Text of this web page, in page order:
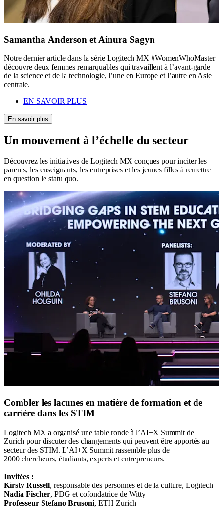
Samantha Anderson et Ainura Sagyn
Notre dernier article dans la série Logitech MX #WomenWhoMaster
découvre deux femmes remarquables qui travaillent à l’avant-garde
de la science et de la technologie, l’une en Europe et l’autre en Asie
centrale.
EN SAVOIR PLUS
En savoir plus
Un mouvement à l’échelle du secteur
Découvrez les initiatives de Logitech MX conçues pour inciter les
parents, les enseignants, les entreprises et les jeunes filles à remettre
en question le statu quo.
Combler les lacunes en matière de formation et de
carrière dans les STIM
Logitech MX a organisé une table ronde à l’AI+X Summit de
Zurich pour discuter des changements qui peuvent être apportés au
secteur des STIM. L’AI+X Summit rassemble plus de
2000 chercheurs, étudiants, experts et entrepreneurs.
Invitées :
Kirsty Russell, responsable des personnes et de la culture, Logitech
Nadia Fischer, PDG et cofondatrice de Witty
Professeur Stefano Brusoni, ETH Zurich